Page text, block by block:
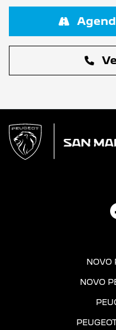
NOVO
NOVO